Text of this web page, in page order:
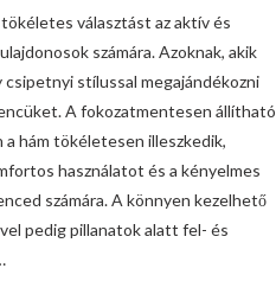
választást az aktív és
számára. Azoknak, akik
csipetnyi stílussal megajándékozni
A fokozatmentesen állítható
a hám tökéletesen illeszkedik,
használatot és a kényelmes
számára. A könnyen kezelhető
pedig pillanatok alatt fel- és